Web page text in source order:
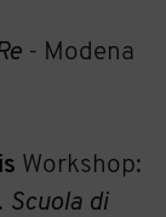
- Modena
Workshop:
Scuola di